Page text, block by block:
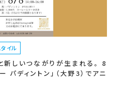
イル
新しいつながりが生まれる。 8
パディントン」（大野3）でアニ